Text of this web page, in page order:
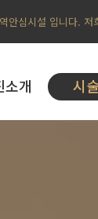
안심시설 입니다.
소개 시